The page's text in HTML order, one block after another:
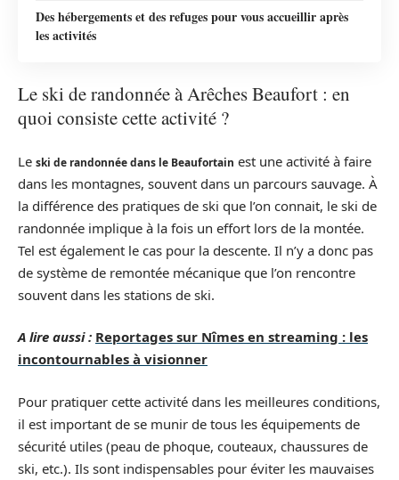
Des hébergements et des refuges pour vous accueillir après
les activités
Le ski de randonnée à Arêches Beaufort : en
quoi consiste cette activité ?
Le ski de randonnée dans le Beaufortain est une activité à faire
dans les montagnes, souvent dans un parcours sauvage. À
la différence des pratiques de ski que l’on connait, le ski de
randonnée implique à la fois un effort lors de la montée.
Tel est également le cas pour la descente. Il n’y a donc pas
de système de remontée mécanique que l’on rencontre
souvent dans les stations de ski.
A lire aussi : Reportages sur Nîmes en streaming : les
incontournables à visionner
Pour pratiquer cette activité dans les meilleures conditions,
il est important de se munir de tous les équipements de
sécurité utiles (peau de phoque, couteaux, chaussures de
ski, etc.). Ils sont indispensables pour éviter les mauvaises